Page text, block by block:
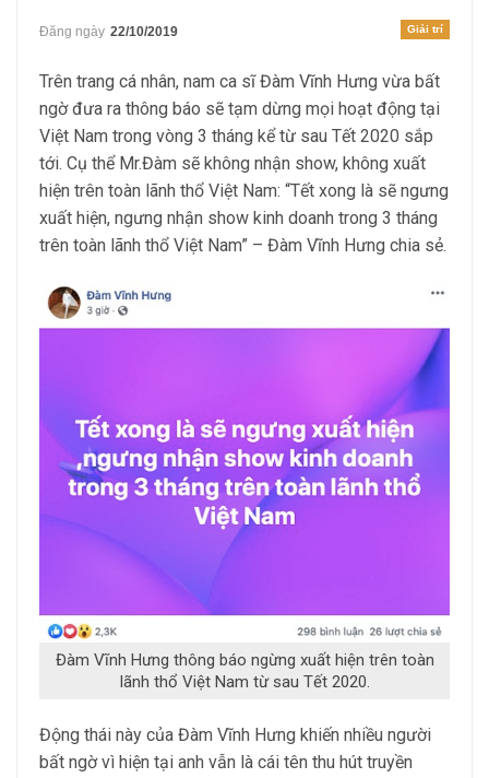
Giải trí
Đăng ngày 22/10/2019
Trên trang cá nhân, nam ca sĩ Đàm Vĩnh Hưng vừa bất
ngờ đưa ra thông báo sẽ tạm dừng mọi hoạt động tại
Việt Nam trong vòng 3 tháng kể từ sau Tết 2020 sắp
tới. Cụ thể Mr.Đàm sẽ không nhận show, không xuất
hiện trên toàn lãnh thổ Việt Nam: “Tết xong là sẽ ngưng
xuất hiện, ngưng nhận show kinh doanh trong 3 tháng
trên toàn lãnh thổ Việt Nam” – Đàm Vĩnh Hưng chia sẻ.
Đàm Vĩnh Hưng thông báo ngừng xuất hiện trên toàn
lãnh thổ Việt Nam từ sau Tết 2020.
Động thái này của Đàm Vĩnh Hưng khiến nhiều người
bất ngờ vì hiện tại anh vẫn là cái tên thu hút truyền